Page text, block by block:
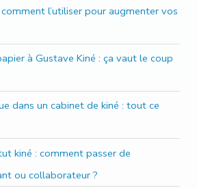
l’utiliser pour augmenter vos
à Gustave Kiné : ça vaut le coup
dans un cabinet de kiné : tout ce
kiné : comment passer de
ou collaborateur ?